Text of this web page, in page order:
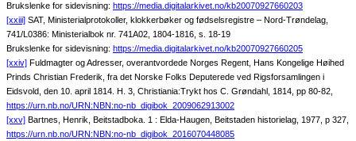
Brukslenke for sidevisning: https://media.digitalarkivet.no/kb20070927660203
[xxiii] SAT, Ministerialprotokoller, klokkerbøker og fødselsregistre – Nord-Trøndelag,
741/L0386: Ministerialbok nr. 741A02, 1804-1816, s. 18-19
Brukslenke for sidevisning: https://media.digitalarkivet.no/kb20070927660205
[xxiv] Fuldmagter og Adresser, overantvordede Norges Regent, Hans Kongelige Høihed
Prinds Christian Frederik, fra det Norske Folks Deputerede ved Rigsforsamlingen i
Eidsvold, den 10. april 1814. H. 3, Christiania:Trykt hos C. Grøndahl, 1814, pp 80-82,
https://urn.nb.no/URN:NBN:no-nb_digibok_2009062913002
[xxv] Bartnes, Henrik, Beitstadboka. 1 : Elda-Haugen, Beitstaden historielag, 1977, p 327,
https://urn.nb.no/URN:NBN:no-nb_digibok_2016070448085